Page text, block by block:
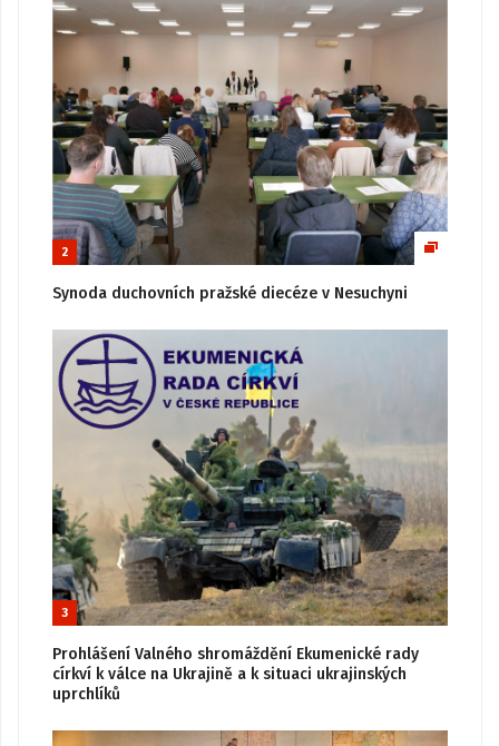
2
Synoda duchovních pražské diecéze v Nesuchyni
3
Prohlášení Valného shromáždění Ekumenické rady
církví k válce na Ukrajině a k situaci ukrajinských
uprchlíků